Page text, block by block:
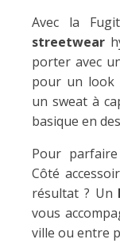
Avec la
streetwear
porter avec
pour un look
un sweat à
basique en
Pour
Côté
résultat ? Un
vous
ville ou entre